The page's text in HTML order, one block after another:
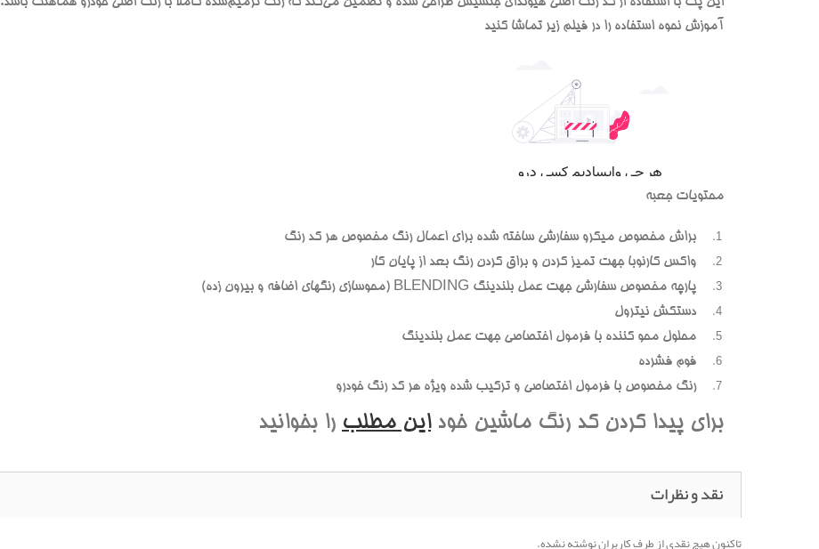
آموزش نحوه استفاده را در فيلم زير تماشا کنيد
محتويات جعبه
براش مخصوص ميکرو سفارشي ساخته شده براي اعمال رنگ مخصوص هر کد رنگ
واکس کارنوبا جهت تميز کردن و براق کردن رنگ بعد از پايان کار
پارچه مخصوص سفارشي جهت عمل بلندينگ BLENDING (محوسازي رنگهاي اضافه و بيرون زده)
دستکش نيترول
محلول محو کننده با فرمول اختصاصي جهت عمل بلندينگ
فوم فشرده
رنگ مخصوص با فرمول اختصاصي و ترکيب شده ويژه هر کد رنگ خودرو
براي پيدا کردن کد رنگ ماشين خوداين مطلب را بخوانيد
نقد و نظرات
تاکنون هیچ نقدی از طرف کاربران نوشته نشده.